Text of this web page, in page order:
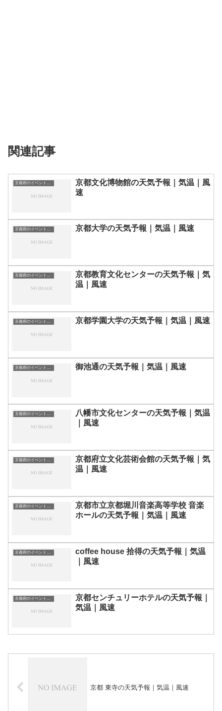
関連記事
京都府のイベント会場一覧
京都文化博物館の天気予報｜気温｜風
速
京都府のイベント会場一覧 京都大学の天気予報｜気温｜風速
京都府のイベント会場一覧
京都教育文化センターの天気予報｜気
温｜風速
京都府のイベント会場一覧 京都学園大学の天気予報｜気温｜風速
京都府のイベント会場一覧 御池通の天気予報｜気温｜風速
京都府のイベント会場一覧
八幡市文化センターの天気予報｜気温
｜風速
京都府のイベント会場一覧
京都府立文化芸術会館の天気予報｜気
温｜風速
京都市立京都堀川音楽高等学校 音楽
ホールの天気予報｜気温｜風速
coffee house 拾得の天気予報｜気温
｜風速
京都センチュリーホテルの天気予報｜
気温｜風速
京都 東寺の天気予報｜気温｜風速